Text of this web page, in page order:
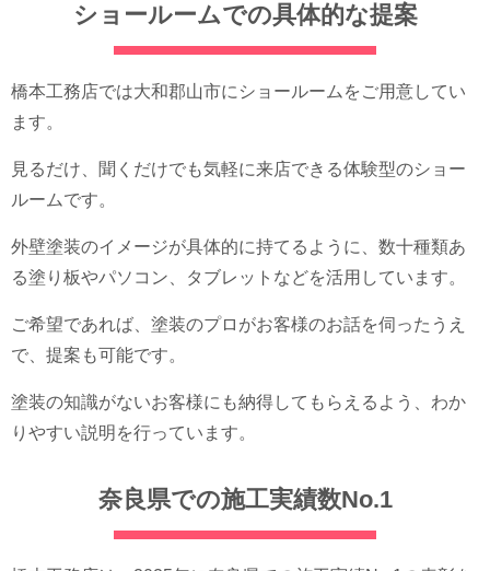
ショールームでの具体的な提案
橋本工務店では大和郡山市にショールームをご用意してい
ます。
見るだけ、聞くだけでも気軽に来店できる体験型のショー
ルームです。
外壁塗装のイメージが具体的に持てるように、数十種類あ
る塗り板やパソコン、タブレットなどを活用しています。
ご希望であれば、塗装のプロがお客様のお話を伺ったうえ
で、提案も可能です。
塗装の知識がないお客様にも納得してもらえるよう、わか
りやすい説明を行っています。
奈良県での施工実績数No.1